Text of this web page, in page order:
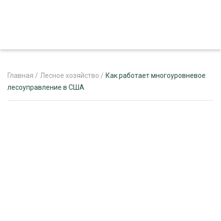
Главная / Лесное хозяйство / Как работает многоуровневое
лесоуправление в США